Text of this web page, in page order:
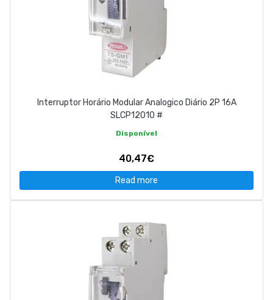
Interruptor Horário Modular Analogico Diário 2P 16A
SLCP12010 #
Disponível
40,47€
Read more